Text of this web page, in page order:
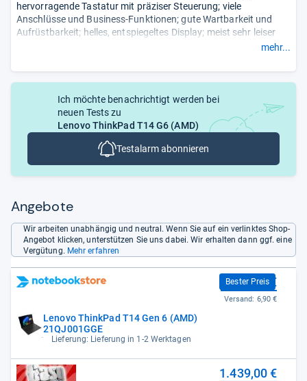
hervorragende Tastatur mit präziser Steuerung; viele
Anschlüsse und Business-Funktionen; gute Wartbarkeit und
Aufrüstbarkeit; helles, entspiegeltes Display; meist sehr leiser
eher träge; Grafikleistung begrenzt; Lautsprecher nur
durchschnittlich.
- Zusammengefasst durch unsere Redaktion.
mehr...
Ich möchte benachrichtigt werden bei
neuen Tests zu
Lenovo ThinkPad T14 G6 (AMD)
Testalarm abonnieren
Angebote
Wir arbeiten unabhängig und neutral. Wenn Sie auf ein verlinktes Shop-
Angebot klicken, unterstützen Sie uns dabei. Wir erhalten dann ggf. eine
Vergütung. Mehr erfahren
Lenovo ThinkPad T14 Gen 6 (AMD)
21QJ001GGE
Lieferung: Lieferung in 1-2 Werktagen
Bester Preis
1.381,00 €
Versand: 6,90 €
1.439,00 €